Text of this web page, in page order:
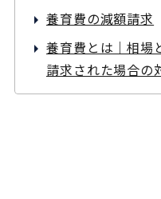
養育費の減額請求
養育費とは｜相場
請求された場合の